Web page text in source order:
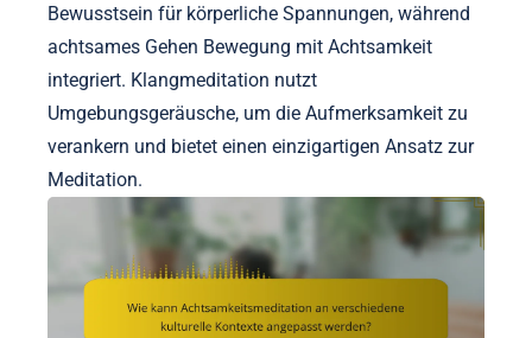
Bewusstsein für körperliche Spannungen, während
achtsames Gehen Bewegung mit Achtsamkeit
integriert. Klangmeditation nutzt
Umgebungsgeräusche, um die Aufmerksamkeit zu
verankern und bietet einen einzigartigen Ansatz zur
Meditation.